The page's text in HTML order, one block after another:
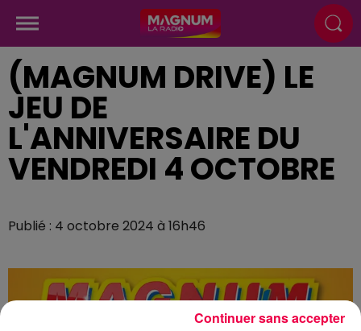
(MAGNUM DRIVE) LE
JEU DE
L'ANNIVERSAIRE DU
VENDREDI 4 OCTOBRE
Publié : 4 octobre 2024 à 16h46
Continuer sans accepter